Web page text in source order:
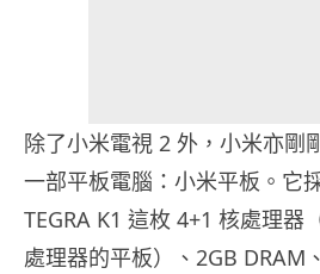
除了小米電視 2 外，小米亦剛
一部平板電腦：小米平板。它
TEGRA K1 這枚 4+1 核處理器
處理器的平板）、2GB DRAM